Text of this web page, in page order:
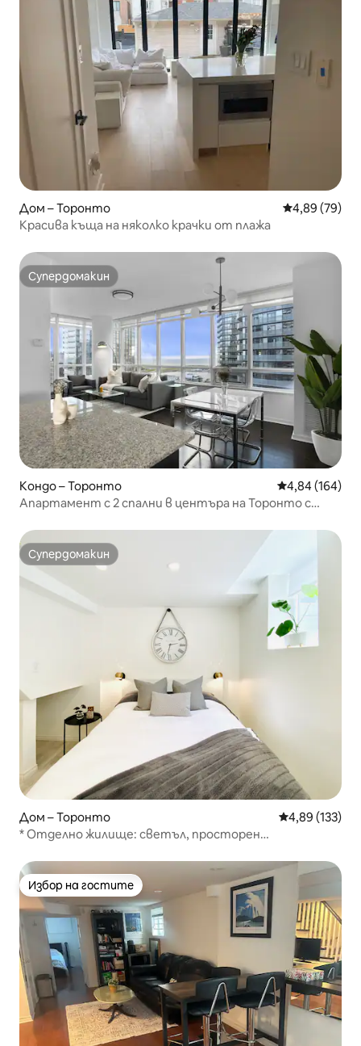
Дом – Торонто Средна
4,89 (79)
Красива къща на няколко крачки от плажа
Супердомакин
Супердомакин
Кондо – Торонто Средна
4,84 (164)
Апартамент с 2 спални в центъра на Торонто с
Супердомакин
Супердомакин
Дом – Торонто Средна
4,89 (133)
* Отделно жилище: светъл, просторен
Избор на гостите
Избор на гостите